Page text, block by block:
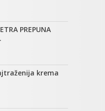
PREPUNA
krema